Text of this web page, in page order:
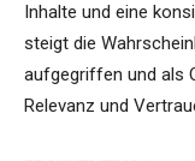
Inhalte und eine
steigt die
aufgegriffen und als
Relevanz und